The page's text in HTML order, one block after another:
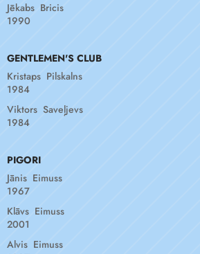
Jēkabs Bricis
1990
GENTLEMEN'S CLUB
Kristaps Pilskalns
1984
Viktors Saveļjevs
1984
PIGORI
Jānis Eimuss
1967
Klāvs Eimuss
2001
Alvis Eimuss